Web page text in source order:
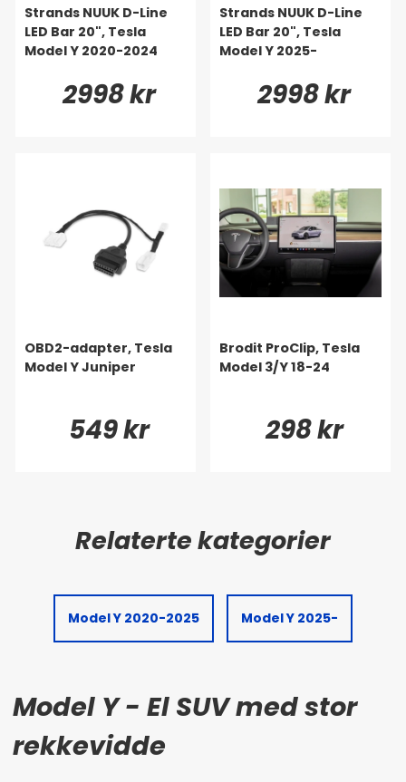
Strands NUUK D-Line
LED Bar 20", Tesla
Model Y 2020-2024
2998 kr
Strands NUUK D-Line
LED Bar 20", Tesla
Model Y 2025-
2998 kr
OBD2-adapter, Tesla
Model Y Juniper
549 kr
Brodit ProClip, Tesla
Model 3/Y 18-24
298 kr
Model Y 2020-2025 Model Y 2025-
Model Y - El SUV med stor
rekkevidde